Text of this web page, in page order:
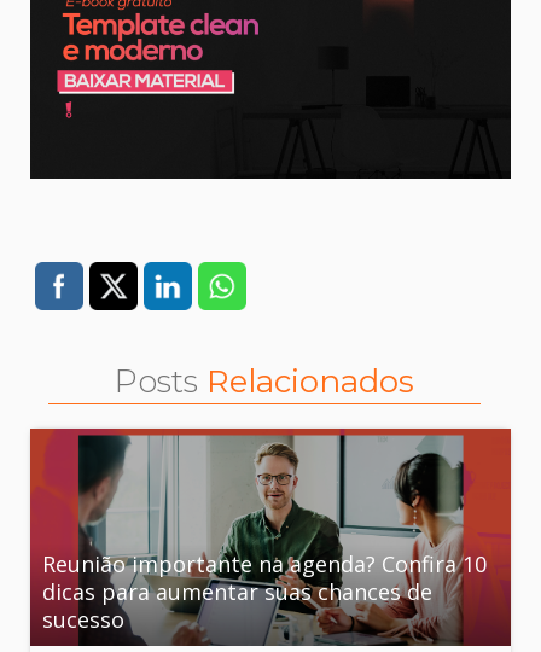
Posts Relacionados
Reunião importante na agenda? Confira 10
dicas para aumentar suas chances de
sucesso